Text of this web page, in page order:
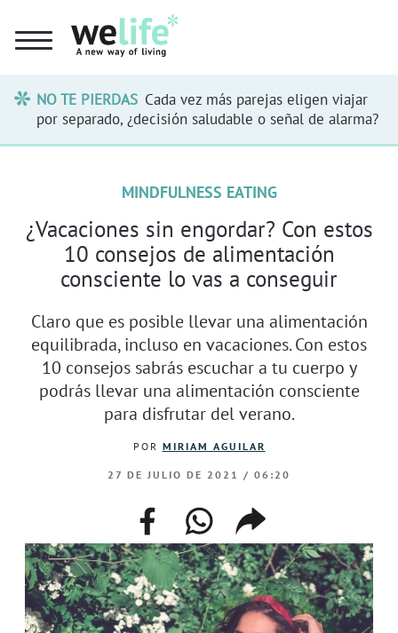
NO TE PIERDAS Cada vez más parejas eligen viajar
por separado, ¿decisión saludable o señal de alarma?
MINDFULNESS EATING
¿Vacaciones sin engordar? Con estos
10 consejos de alimentación
consciente lo vas a conseguir
Claro que es posible llevar una alimentación
equilibrada, incluso en vacaciones. Con estos
10 consejos sabrás escuchar a tu cuerpo y
podrás llevar una alimentación consciente
para disfrutar del verano.
POR MIRIAM AGUILAR
27 DE JULIO DE 2021 / 06:20
facebookwhatsappcompartir
enlace